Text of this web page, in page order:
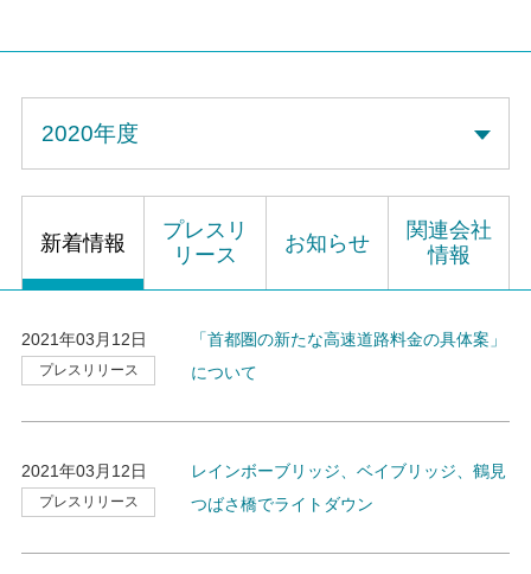
新着情報
プレスリ
リース
お知らせ
関連会社
情報
2021年03月12日
プレスリリース
「首都圏の新たな高速道路料金の具体案」
について
2021年03月12日
プレスリリース
レインボーブリッジ、ベイブリッジ、鶴見
つばさ橋でライトダウン